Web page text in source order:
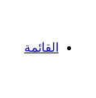
القائمة